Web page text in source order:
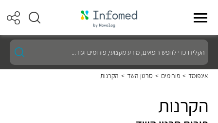
הקלידו
כדי
לחפש
רופאים,
מידע
ועוד...
אינפומד > פורומים > סרטן השד > הקרנות
הקרנות